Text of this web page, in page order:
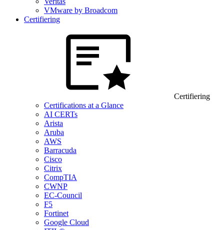
VMware by Broadcom
Certifiering
Certifiering
Certifications at a Glance
AI CERTs
Arista
Aruba
AWS
Barracuda
Cisco
Citrix
CompTIA
CWNP
EC-Council
F5
Fortinet
Google Cloud